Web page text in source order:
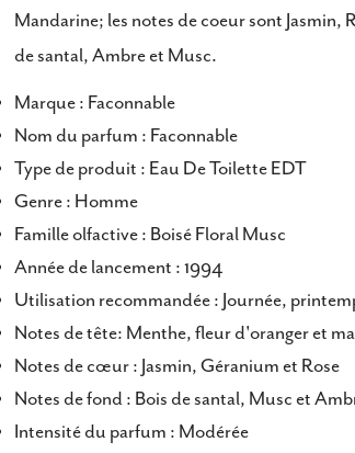
Mandarine; les notes de coeur sont Jasmin,
de santal, Ambre et Musc.
Marque : Faconnable
Nom du parfum : Faconnable
Type de produit : Eau De Toilette EDT
Genre : Homme
Famille olfactive : Boisé Floral Musc
Année de lancement : 1994
Utilisation recommandée : Journée,
Notes de tête: Menthe, fleur d'oranger et
Notes de cœur : Jasmin, Géranium et Rose
Notes de fond : Bois de santal, Musc et
Intensité du parfum : Modérée